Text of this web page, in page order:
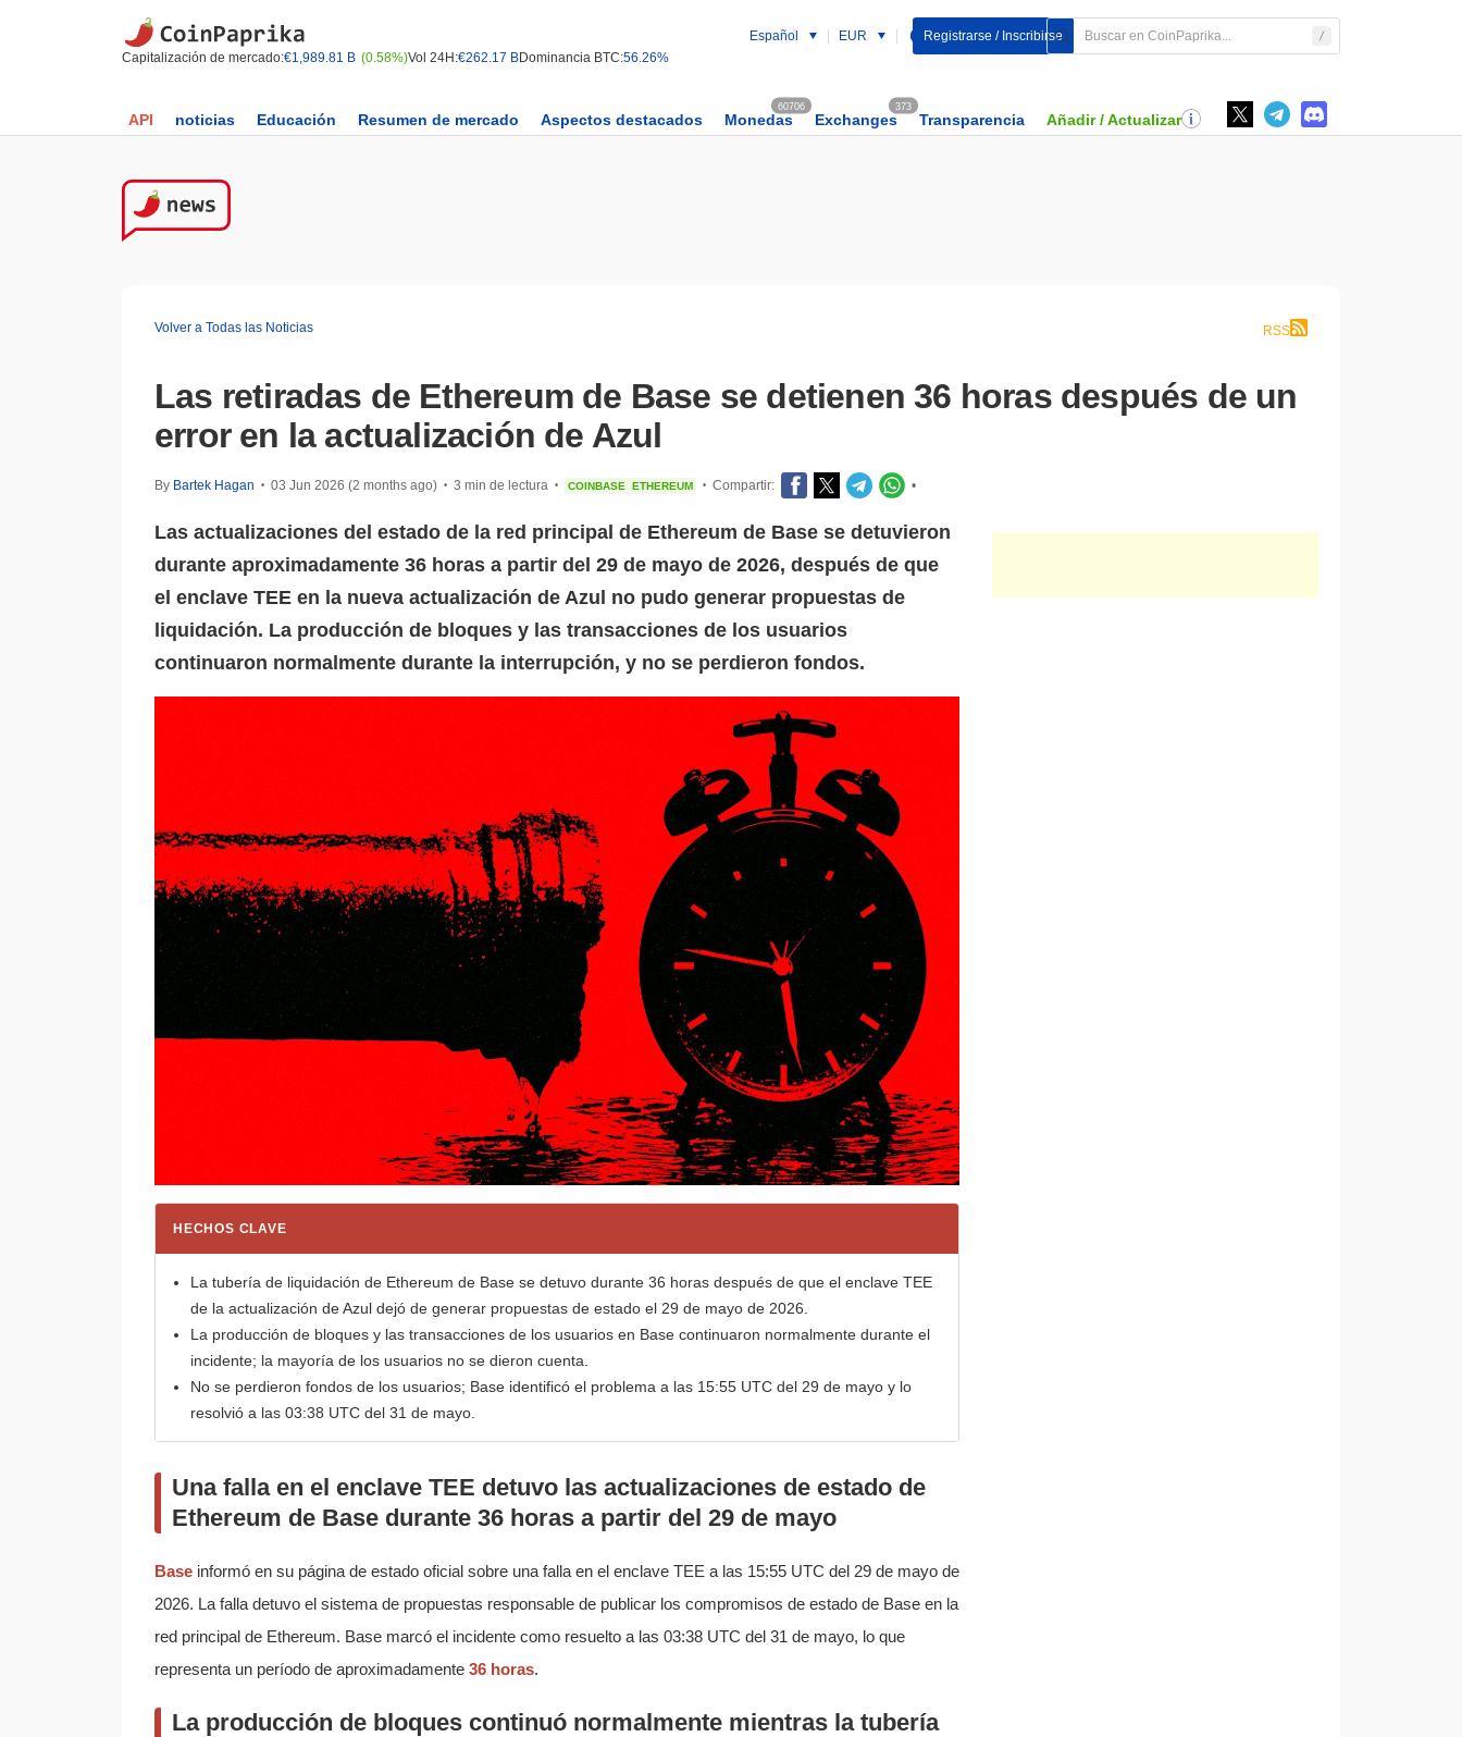
Capitalización de mercado:€1,989.81 B (0.58%)Vol 24H:€262.17 BDominancia BTC:56.26%
Español EUR Registrarse / Inscribirse
API noticias Educación Resumen de mercado Aspectos destacados Monedas
60706
Exchanges
373
Transparencia Añadir / Actualizar
Volver a Todas las Noticias RSS
Las retiradas de Ethereum de Base se detienen 36 horas después de un
error en la actualización de Azul
By Bartek Hagan • 03 Jun 2026 (2 months ago) • 3 min de lectura • COINBASE ETHEREUM • Compartir: •
Las actualizaciones del estado de la red principal de Ethereum de Base se detuvieron
durante aproximadamente 36 horas a partir del 29 de mayo de 2026, después de que
el enclave TEE en la nueva actualización de Azul no pudo generar propuestas de
liquidación. La producción de bloques y las transacciones de los usuarios
continuaron normalmente durante la interrupción, y no se perdieron fondos.
HECHOS CLAVE
La tubería de liquidación de Ethereum de Base se detuvo durante 36 horas después de que el enclave TEE
de la actualización de Azul dejó de generar propuestas de estado el 29 de mayo de 2026.
La producción de bloques y las transacciones de los usuarios en Base continuaron normalmente durante el
incidente; la mayoría de los usuarios no se dieron cuenta.
No se perdieron fondos de los usuarios; Base identificó el problema a las 15:55 UTC del 29 de mayo y lo
resolvió a las 03:38 UTC del 31 de mayo.
Una falla en el enclave TEE detuvo las actualizaciones de estado de
Ethereum de Base durante 36 horas a partir del 29 de mayo
Base informó en su página de estado oficial sobre una falla en el enclave TEE a las 15:55 UTC del 29 de mayo de
2026. La falla detuvo el sistema de propuestas responsable de publicar los compromisos de estado de Base en la
red principal de Ethereum. Base marcó el incidente como resuelto a las 03:38 UTC del 31 de mayo, lo que
representa un período de aproximadamente 36 horas.
La producción de bloques continuó normalmente mientras la tubería